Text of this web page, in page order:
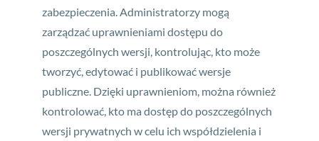
zabezpieczenia. Administratorzy mogą
zarządzać uprawnieniami dostępu do
poszczególnych wersji, kontrolując, kto może
tworzyć, edytować i publikować wersje
publiczne. Dzięki uprawnieniom, można również
kontrolować, kto ma dostęp do poszczególnych
wersji prywatnych w celu ich współdzielenia i